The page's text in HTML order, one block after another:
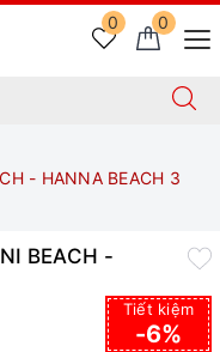
0
0
- HANNA BEACH 3
BEACH -
Tiết kiệm
-6%